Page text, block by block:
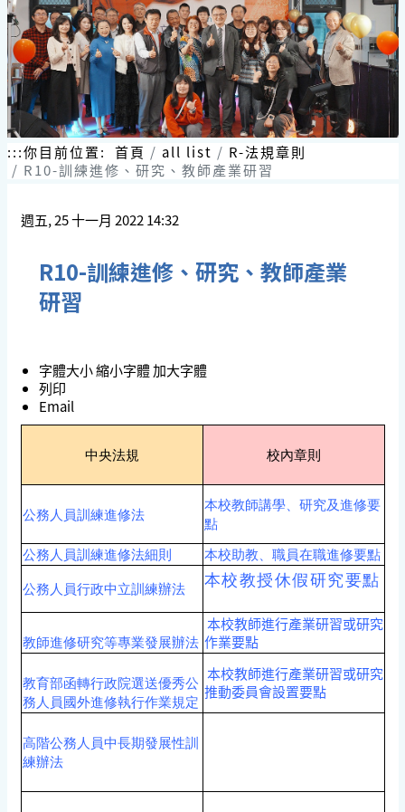
跳
到
主
要
內
容
區
塊
:::你目前位置: 首頁 all list
R-法規章則
R10-訓練進修、研究、教師產業研習
週五, 25 十一月 2022 14:32
R10-訓練進修、研究、教師產業
研習
字體大小縮小字體加大字體
列印
Email
中央法規 校內章則
公務人員訓練進修法
本校教師講學、研究及進修要
點
公務人員訓練進修法細則
本校助教、職員在職進修要點
公務人員行政中立訓練辦法 本校教授休假研究要點
教師進修研究等專業發展辦法
本校教師進行產業研習或研究
作業要點
教育部函轉行政院選送優秀公
務人員國外進修執行作業規定
本校教師進行產業研習或研究
推動委員會設置要點
高階公務人員中長期發展性訓
練辦法